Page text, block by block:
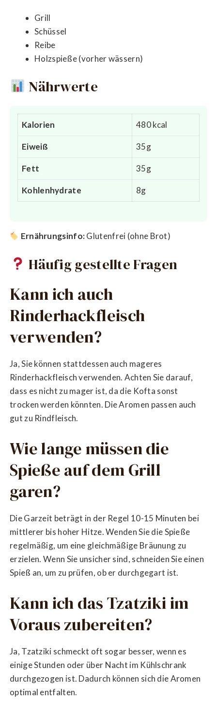
Grill
Schüssel
Reibe
Holzspieße (vorher wässern)
Nährwerte
Kalorien 480 kcal
Eiweiß 35g
Fett 35g
Kohlenhydrate 8g
Ernährungsinfo:Glutenfrei (ohne Brot)
Häufig gestellte Fragen
Kann ich auch
Rinderhackfleisch
verwenden?
Ja, Sie können stattdessen auch mageres
Rinderhackfleisch verwenden. Achten Sie darauf,
dass es nicht zu mager ist, da die Kofta sonst
trocken werden könnten. Die Aromen passen auch
gut zu Rindfleisch.
Wie lange müssen die
Spieße auf dem Grill
garen?
Die Garzeit beträgt in der Regel 10-15 Minuten bei
mittlerer bis hoher Hitze. Wenden Sie die Spieße
regelmäßig, um eine gleichmäßige Bräunung zu
erzielen. Wenn Sie unsicher sind, schneiden Sie einen
Spieß an, um zu prüfen, ob er durchgegart ist.
Kann ich das Tzatziki im
Voraus zubereiten?
Ja, Tzatziki schmeckt oft sogar besser, wenn es
einige Stunden oder über Nacht im Kühlschrank
durchgezogen ist. Dadurch können sich die Aromen
optimal entfalten.